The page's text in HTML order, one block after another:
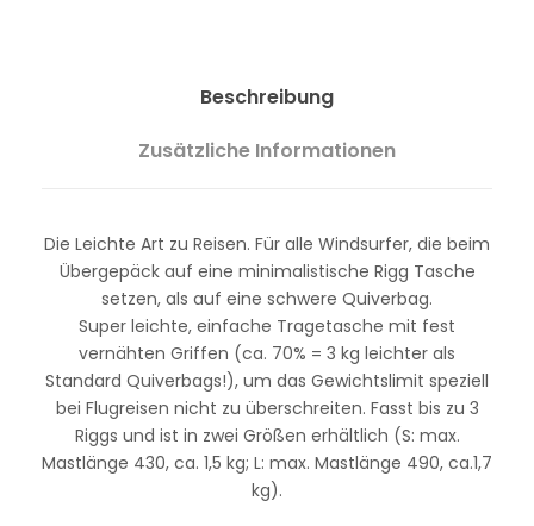
s
8
0
0
Beschreibung
Zusätzliche Informationen
Die Leichte Art zu Reisen. Für alle Windsurfer, die beim
Übergepäck auf eine minimalistische Rigg Tasche
setzen, als auf eine schwere Quiverbag.
Super leichte, einfache Tragetasche mit fest
vernähten Griffen (ca. 70% = 3 kg leichter als
Standard Quiverbags!), um das Gewichtslimit speziell
bei Flugreisen nicht zu überschreiten. Fasst bis zu 3
Riggs und ist in zwei Größen erhältlich (S: max.
Mastlänge 430, ca. 1,5 kg; L: max. Mastlänge 490, ca.1,7
kg).